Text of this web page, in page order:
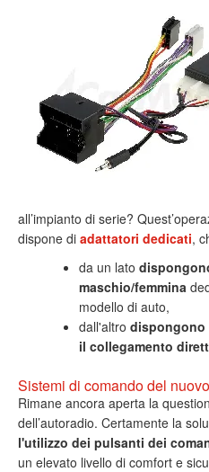
all’impianto di serie?
dispone di adattatori dedicati,
da un lato
maschio/femmina
modello di auto,
dall'altro dispongono
il collegamento
Sistemi di comando del
Rimane ancora aperta la
dell’autoradio. Certamente la
l'utilizzo dei pulsanti dei
un elevato livello di comfort e